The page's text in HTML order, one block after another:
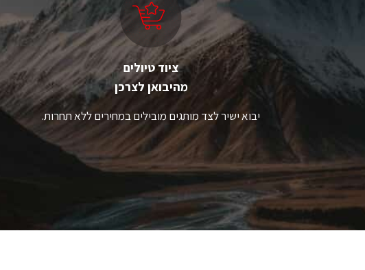
האפשרויות
בעמוד
המוצר
האפשרויות
בעמוד
המוצר
ציוד טיולים
מהיבואן לצרכן
יבוא ישיר לצד מותגים מובילים במחירים ללא תחרות.